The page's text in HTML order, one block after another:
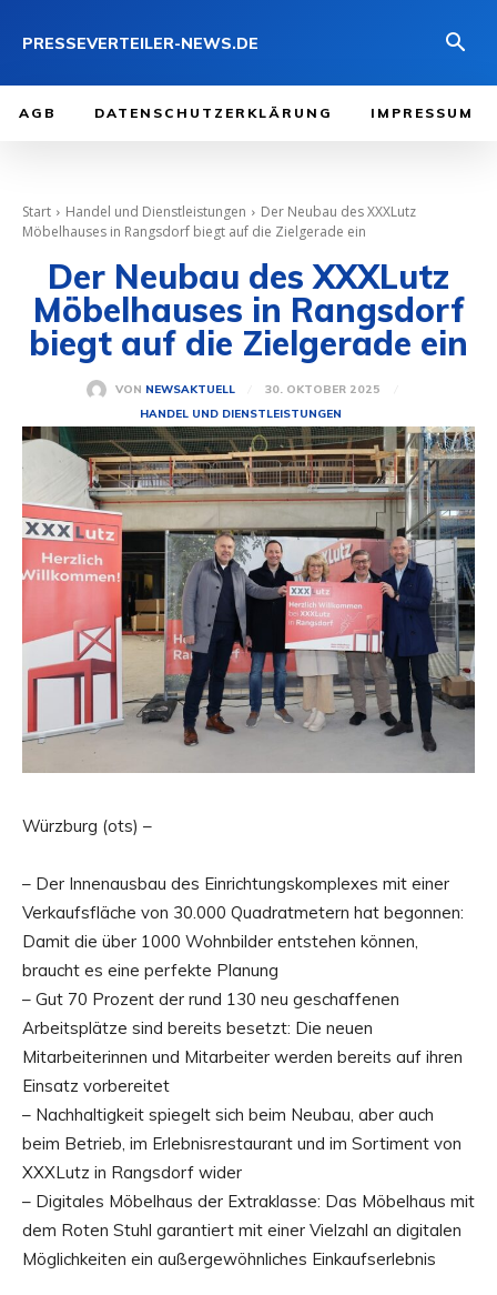
PRESSEVERTEILER-NEWS.DE
AGB DATENSCHUTZERKLÄRUNG IMPRESSUM
Start Handel und Dienstleistungen
Der Neubau des XXXLutz
Möbelhauses in Rangsdorf biegt auf die Zielgerade ein
Der Neubau des XXXLutz
Möbelhauses in Rangsdorf
biegt auf die Zielgerade ein
VON NEWSAKTUELL
30. OKTOBER 2025
HANDEL UND DIENSTLEISTUNGEN
Würzburg (ots) –
– Der Innenausbau des Einrichtungskomplexes mit einer
Verkaufsfläche von 30.000 Quadratmetern hat begonnen:
Damit die über 1000 Wohnbilder entstehen können,
braucht es eine perfekte Planung
– Gut 70 Prozent der rund 130 neu geschaffenen
Arbeitsplätze sind bereits besetzt: Die neuen
Mitarbeiterinnen und Mitarbeiter werden bereits auf ihren
Einsatz vorbereitet
– Nachhaltigkeit spiegelt sich beim Neubau, aber auch
beim Betrieb, im Erlebnisrestaurant und im Sortiment von
XXXLutz in Rangsdorf wider
– Digitales Möbelhaus der Extraklasse: Das Möbelhaus mit
dem Roten Stuhl garantiert mit einer Vielzahl an digitalen
Möglichkeiten ein außergewöhnliches Einkaufserlebnis